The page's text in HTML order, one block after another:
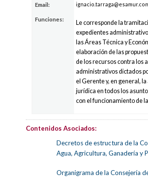
Email: ignacio.tarraga
Funciones:
Le corresponde la
expedientes
las Áreas Técnica y
elaboración de las
de los recursos contra los
administrativos dictados
el Gerente y, en general,
jurídica en todos los
con el funcionamiento de
Contenidos Asociados:
Decretos de estructura de la
Agua, Agricultura, Ganadería y
Organigrama de la Consejería